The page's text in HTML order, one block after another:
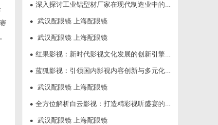
● 深入探讨工业铝型材厂家在现代制造业中的重要角色与发展趋势
● 武汉配眼镜 上海配眼镜
● 武汉配眼镜 上海配眼镜
● 红果影视：新时代影视文化发展的创新引擎与力量
● 蓝狐影视：引领国内影视内容创新与多元化发展的先锋力量
● 武汉配眼镜 上海配眼镜
● 全方位解析白云影视：打造精彩视听盛宴的新锐平台
● 武汉配眼镜 上海配眼镜